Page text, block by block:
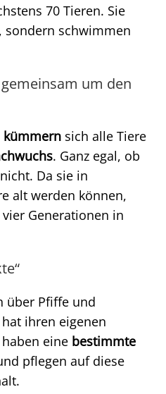
70 Tieren. Sie
sondern schwimmen
um den
kümmern sich alle Tiere
. Ganz egal, ob
Da sie in
alt werden können,
Generationen in
über Pfiffe und
hat ihren eigenen
haben eine bestimmte
pflegen auf diese